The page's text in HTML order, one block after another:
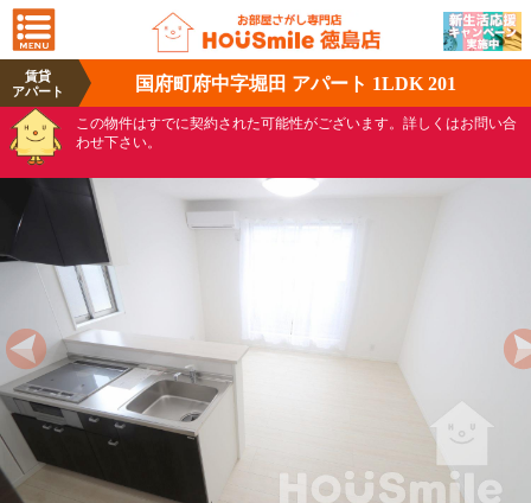
賃貸
アパート
国府町府中字堀田 アパート 1LDK 201
この物件はすでに契約された可能性がございます。詳しくはお問い合
わせ下さい。